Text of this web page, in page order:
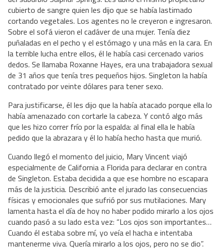
cubierto de sangre quien les dijo que se había lastimado
cortando vegetales. Los agentes no le creyeron e ingresaron.
Sobre el sofá vieron el cadáver de una mujer. Tenía diez
puñaladas en el pecho y el estómago y una más en la cara. En
la terrible lucha entre ellos, él le había casi cercenado varios
dedos. Se llamaba Roxanne Hayes, era una trabajadora sexual
de 31 años que tenía tres pequeños hijos. Singleton la había
contratado por veinte dólares para tener sexo.
Para justificarse, él les dijo que la había atacado porque ella lo
había amenazado con cortarle la cabeza. Y contó algo más
que les hizo correr frío por la espalda: al final ella le había
pedido que la abrazara y él lo había hecho hasta que murió.
Cuando llegó el momento del juicio, Mary Vincent viajó
especialmente de California a Florida para declarar en contra
de Singleton. Estaba decidida a que ese hombre no escapara
más de la justicia. Describió ante el jurado las consecuencias
físicas y emocionales que sufrió por sus mutilaciones. Mary
lamenta hasta el día de hoy no haber podido mirarlo a los ojos
cuando pasó a su lado esta vez: “Los ojos son importantes…
Cuando él estaba sobre mí, yo veía el hacha e intentaba
mantenerme viva. Quería mirarlo a los ojos, pero no se dio”.